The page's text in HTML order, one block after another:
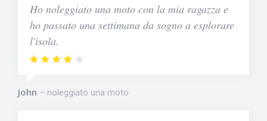
Ho noleggiato una moto con la mia ragazza e
ho passato una settimana da sogno a esplorare
l'isola.
John noleggiato una moto